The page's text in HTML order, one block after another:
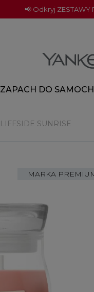
📢 Odkryj
ZAPACH DO
SUNRISE
MARKA